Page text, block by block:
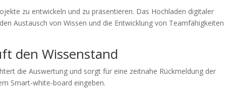
zu entwickeln und zu präsentieren. Das Hochladen digitaler
Austausch von Wissen und die Entwicklung von Teamfähigkeiten
den Wissenstand
die Auswertung und sorgt für eine zeitnahe Rückmeldung der
Smart-white-board eingeben.